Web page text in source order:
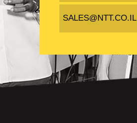
SALES@NTT.CO.IL